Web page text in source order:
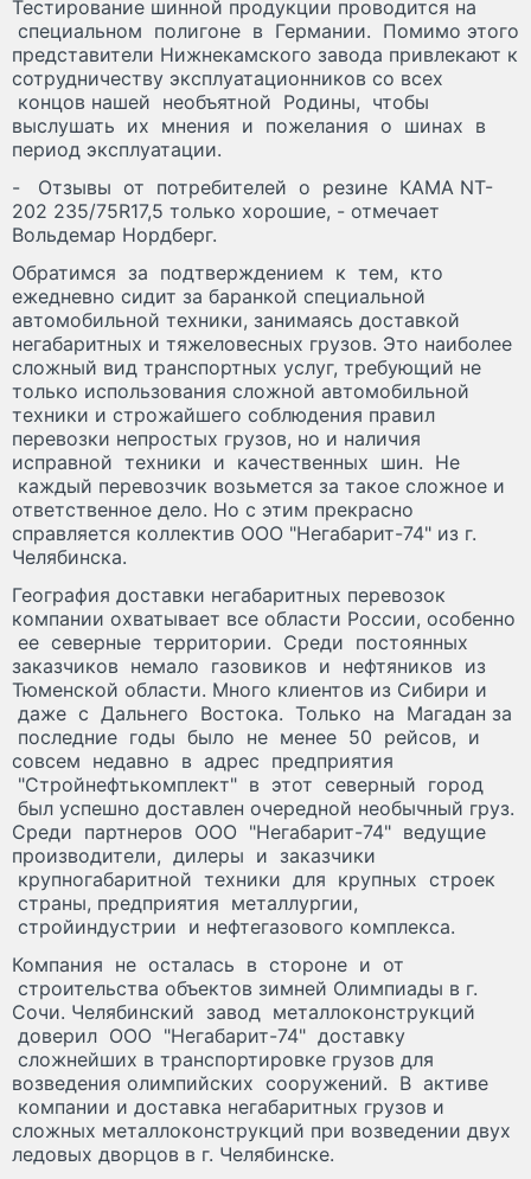
Тестирование шинной продукции проводится на
специальном полигоне в Германии. Помимо этого
представители Нижнекамского завода привлекают к
сотрудничеству эксплуатационников со всех
концов нашей необъятной Родины, чтобы
выслушать их мнения и пожелания о шинах в
период эксплуатации.
- Отзывы от потребителей о резине КАМА NT-
202 235/75R17,5 только хорошие, - отмечает
Вольдемар Нордберг.
Обратимся за подтверждением к тем, кто
ежедневно сидит за баранкой специальной
автомобильной техники, занимаясь доставкой
негабаритных и тяжеловесных грузов. Это наиболее
сложный вид транспортных услуг, требующий не
только использования сложной автомобильной
техники и строжайшего соблюдения правил
перевозки непростых грузов, но и наличия
исправной техники и качественных шин. Не
каждый перевозчик возьмется за такое сложное и
ответственное дело. Но с этим прекрасно
справляется коллектив ООО "Негабарит-74" из г.
Челябинска.
География доставки негабаритных перевозок
компании охватывает все области России, особенно
ее северные территории. Среди постоянных
заказчиков немало газовиков и нефтяников из
Тюменской области. Много клиентов из Сибири и
даже с Дальнего Востока. Только на Магадан за
последние годы было не менее 50 рейсов, и
совсем недавно в адрес предприятия
"Стройнефтькомплект" в этот северный город
был успешно доставлен очередной необычный груз.
Среди партнеров ООО "Негабарит-74" ведущие
производители, дилеры и заказчики
крупногабаритной техники для крупных строек
страны, предприятия металлургии,
стройиндустрии и нефтегазового комплекса.
Компания не осталась в стороне и от
строительства объектов зимней Олимпиады в г.
Сочи. Челябинский завод металлоконструкций
доверил ООО "Негабарит-74" доставку
сложнейших в транспортировке грузов для
возведения олимпийских сооружений. В активе
компании и доставка негабаритных грузов и
сложных металлоконструкций при возведении двух
ледовых дворцов в г. Челябинске.